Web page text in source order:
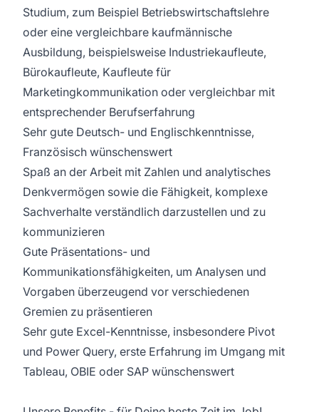
Studium, zum Beispiel Betriebswirtschaftslehre
oder eine vergleichbare kaufmännische
Ausbildung, beispielsweise Industriekaufleute,
Bürokaufleute, Kaufleute für
Marketingkommunikation oder vergleichbar mit
entsprechender Berufserfahrung
Sehr gute Deutsch- und Englischkenntnisse,
Französisch wünschenswert
Spaß an der Arbeit mit Zahlen und analytisches
Denkvermögen sowie die Fähigkeit, komplexe
Sachverhalte verständlich darzustellen und zu
kommunizieren
Gute Präsentations- und
Kommunikationsfähigkeiten, um Analysen und
Vorgaben überzeugend vor verschiedenen
Gremien zu präsentieren
Sehr gute Excel-Kenntnisse, insbesondere Pivot
und Power Query, erste Erfahrung im Umgang mit
Tableau, OBIE oder SAP wünschenswert